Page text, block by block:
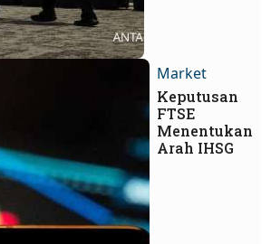
Market
Keputusan
FTSE
Menentukan
Arah IHSG